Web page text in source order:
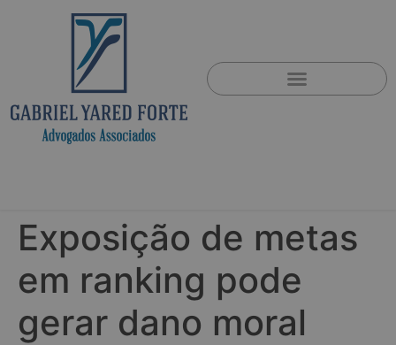
Exposição de metas
em ranking pode
gerar dano moral